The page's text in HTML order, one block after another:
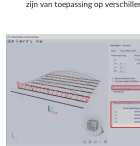
zijn van toepassing op